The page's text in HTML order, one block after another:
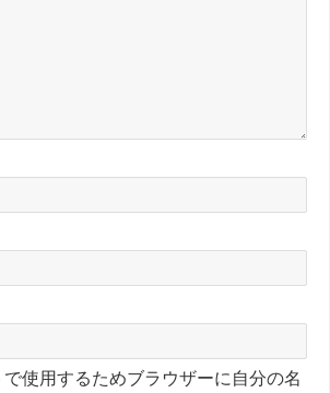
使用するためブラウザーに自分の名